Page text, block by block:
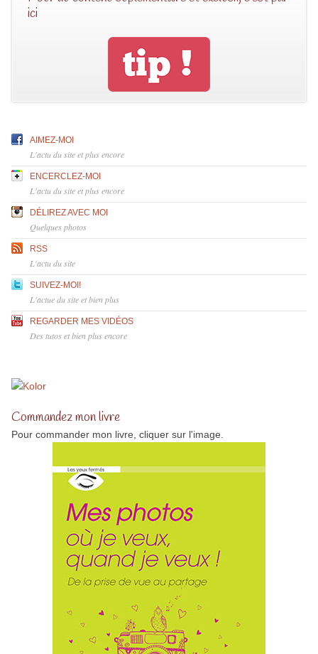
ici
AIMEZ-MOI
L'actu du site et plus encore
ENCERCLEZ-MOI
L'actu du site et plus encore
DÉLIREZ AVEC MOI
Quelques photos
RSS
L'actu du site
SUIVEZ-MOI!
L'actue du site et bien plus
REGARDER MES VIDÉOS
Des tutos et bien plus encore
Commandez mon livre
Pour commander mon livre, cliquer sur l'image.